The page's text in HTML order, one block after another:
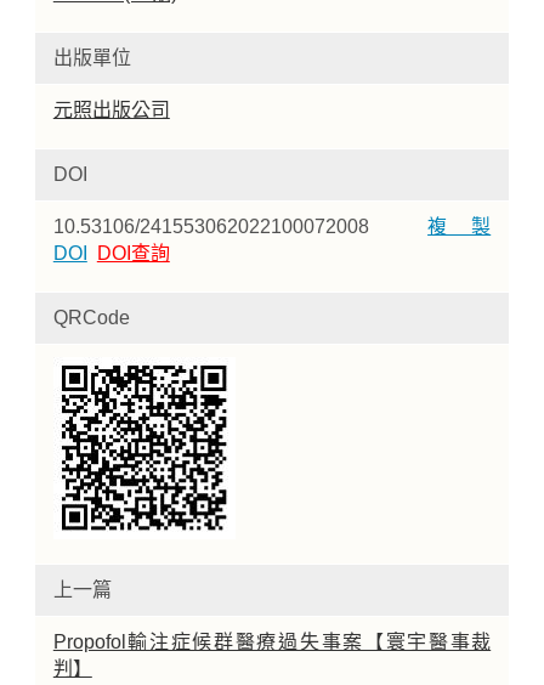
出版單位
元照出版公司
DOI
10.53106/241553062022100072008複製
DOI
DOI查詢
QRCode
上一篇
Propofol輸注症候群醫療過失事案【寰宇醫事裁
判】